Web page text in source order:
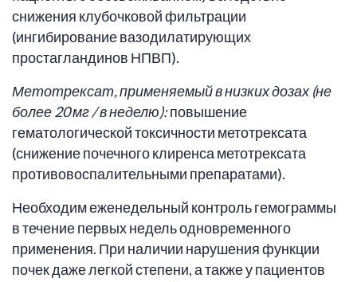
снижения клубочковой фильтрации
(ингибирование вазодилатирующих
простагландинов НПВП).
Метотрексат, применяемый в низких дозах (не
более 20 мг / в неделю):повышение
гематологической токсичности метотрексата
(снижение почечного клиренса метотрексата
противовоспалительными препаратами).
Необходим еженедельный контроль гемограммы
в течение первых недель одновременного
применения. При наличии нарушения функции
почек даже легкой степени, а также у пациентов